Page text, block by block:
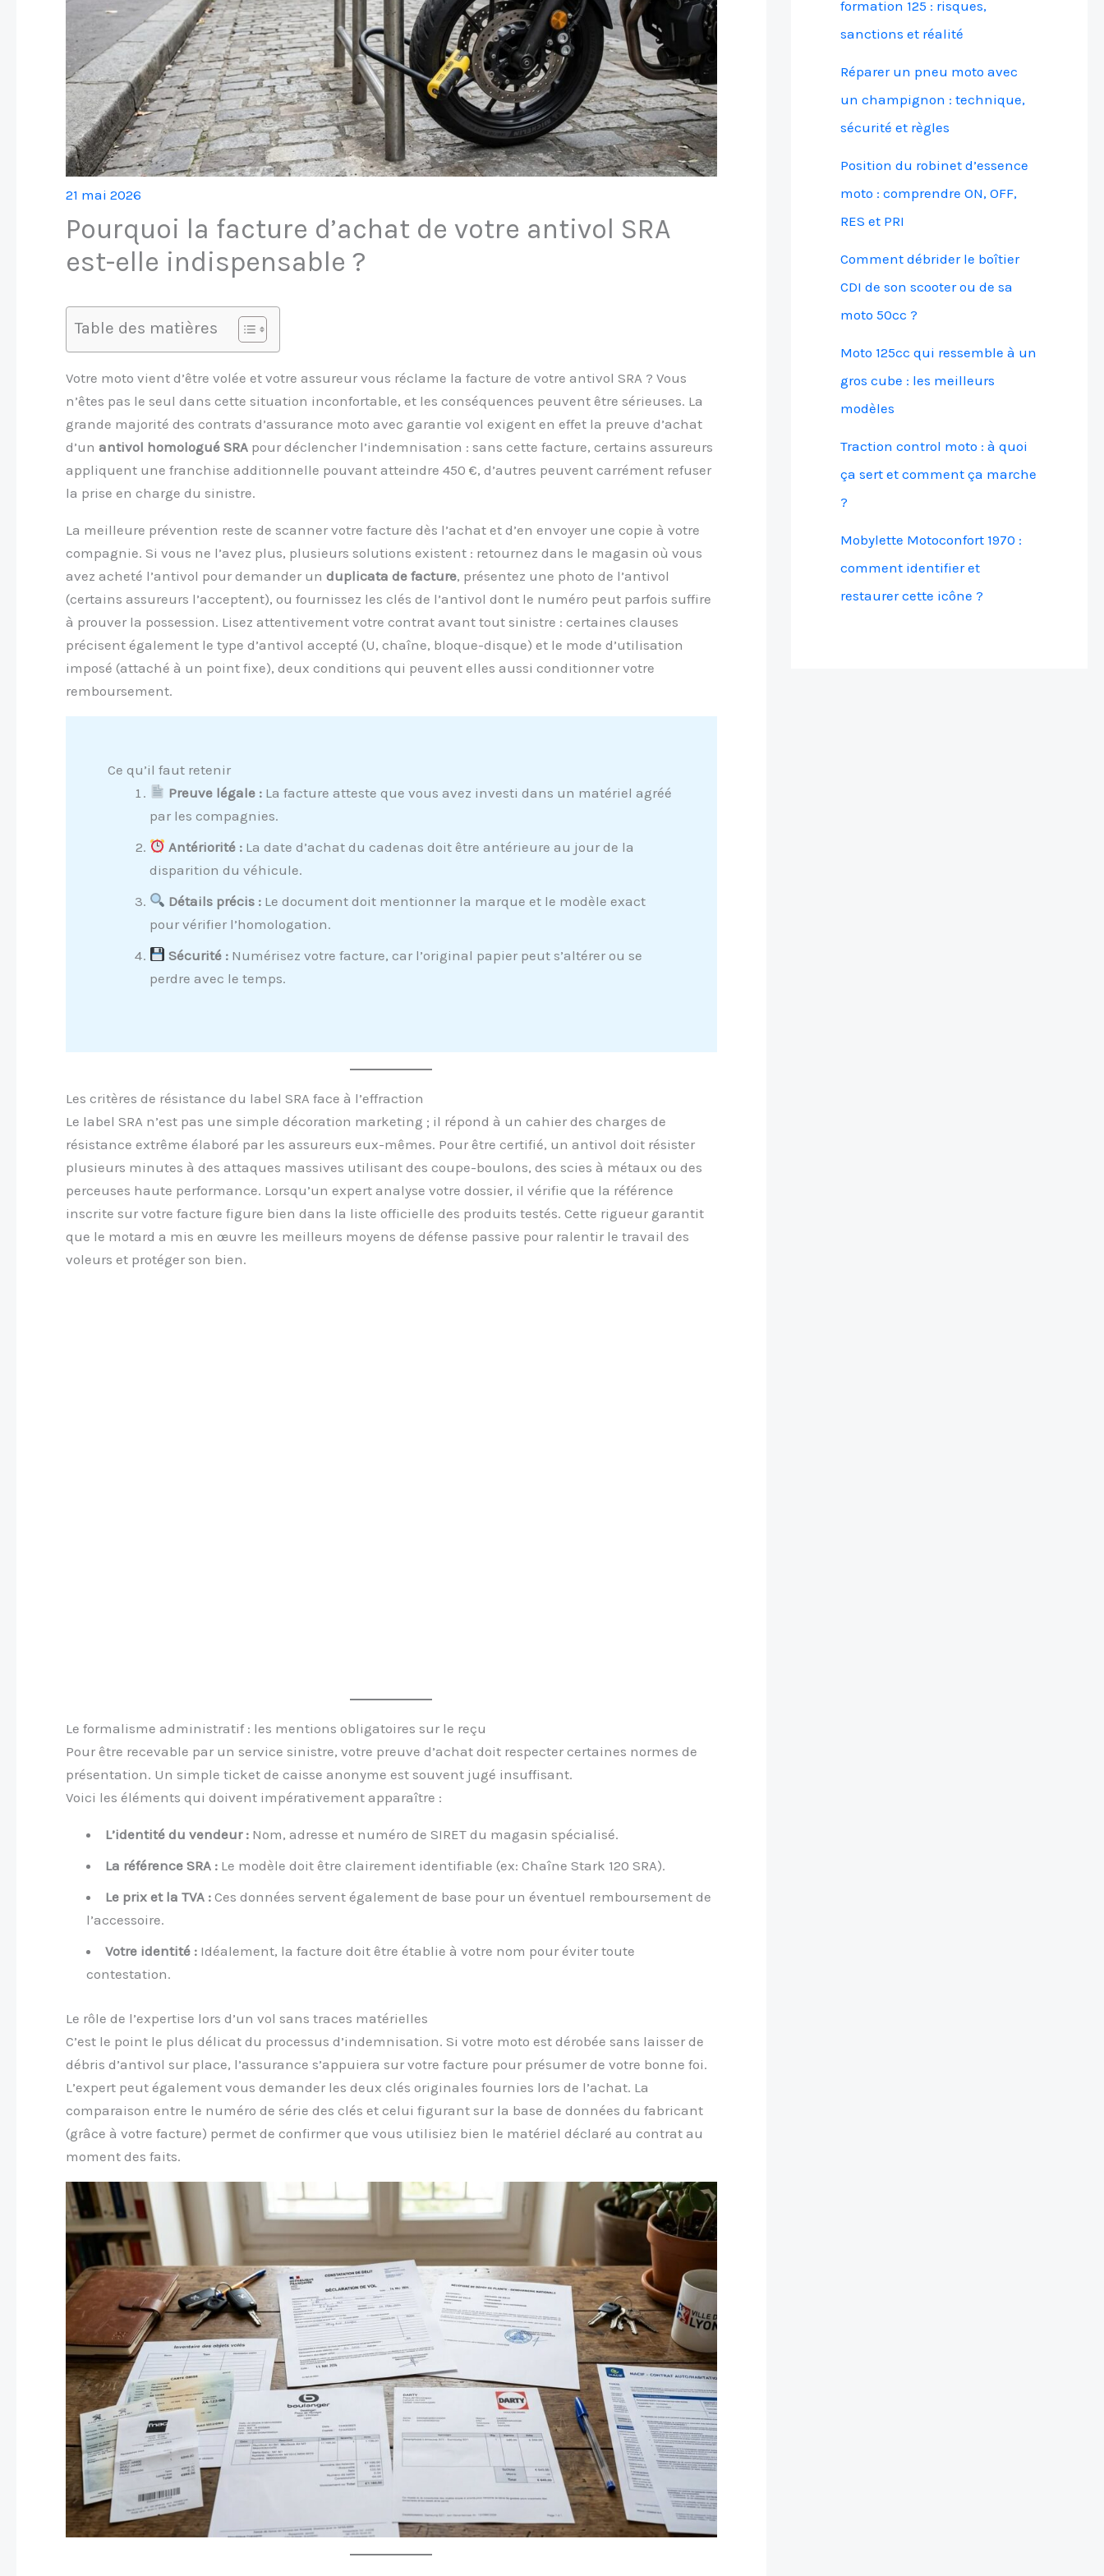
21 mai 2026
Pourquoi la facture d’achat de votre antivol SRA
est-elle indispensable ?
Table des matières
Votre moto vient d’être volée et votre assureur vous réclame la facture de votre antivol SRA ? Vous
n’êtes pas le seul dans cette situation inconfortable, et les conséquences peuvent être sérieuses. La
grande majorité des contrats d’assurance moto avec garantie vol exigent en effet la preuve d’achat
d’un antivol homologué SRA pour déclencher l’indemnisation : sans cette facture, certains assureurs
appliquent une franchise additionnelle pouvant atteindre 450 €, d’autres peuvent carrément refuser
la prise en charge du sinistre.
La meilleure prévention reste de scanner votre facture dès l’achat et d’en envoyer une copie à votre
compagnie. Si vous ne l’avez plus, plusieurs solutions existent : retournez dans le magasin où vous
avez acheté l’antivol pour demander un duplicata de facture, présentez une photo de l’antivol
(certains assureurs l’acceptent), ou fournissez les clés de l’antivol dont le numéro peut parfois suffire
à prouver la possession. Lisez attentivement votre contrat avant tout sinistre : certaines clauses
précisent également le type d’antivol accepté (U, chaîne, bloque-disque) et le mode d’utilisation
imposé (attaché à un point fixe), deux conditions qui peuvent elles aussi conditionner votre
remboursement.
Ce qu’il faut retenir
Preuve légale : La facture atteste que vous avez investi dans un matériel agréé
par les compagnies.
Antériorité : La date d’achat du cadenas doit être antérieure au jour de la
disparition du véhicule.
Détails précis : Le document doit mentionner la marque et le modèle exact
pour vérifier l’homologation.
Sécurité : Numérisez votre facture, car l’original papier peut s’altérer ou se
perdre avec le temps.
Les critères de résistance du label SRA face à l’effraction
Le label SRA n’est pas une simple décoration marketing ; il répond à un cahier des charges de
résistance extrême élaboré par les assureurs eux-mêmes. Pour être certifié, un antivol doit résister
plusieurs minutes à des attaques massives utilisant des coupe-boulons, des scies à métaux ou des
perceuses haute performance. Lorsqu’un expert analyse votre dossier, il vérifie que la référence
inscrite sur votre facture figure bien dans la liste officielle des produits testés. Cette rigueur garantit
que le motard a mis en œuvre les meilleurs moyens de défense passive pour ralentir le travail des
voleurs et protéger son bien.
Le formalisme administratif : les mentions obligatoires sur le reçu
Pour être recevable par un service sinistre, votre preuve d’achat doit respecter certaines normes de
présentation. Un simple ticket de caisse anonyme est souvent jugé insuffisant.
Voici les éléments qui doivent impérativement apparaître :
L’identité du vendeur : Nom, adresse et numéro de SIRET du magasin spécialisé.
La référence SRA : Le modèle doit être clairement identifiable (ex: Chaîne Stark 120 SRA).
Le prix et la TVA : Ces données servent également de base pour un éventuel remboursement de
l’accessoire.
Votre identité : Idéalement, la facture doit être établie à votre nom pour éviter toute
contestation.
Le rôle de l’expertise lors d’un vol sans traces matérielles
C’est le point le plus délicat du processus d’indemnisation. Si votre moto est dérobée sans laisser de
débris d’antivol sur place, l’assurance s’appuiera sur votre facture pour présumer de votre bonne foi.
L’expert peut également vous demander les deux clés originales fournies lors de l’achat. La
comparaison entre le numéro de série des clés et celui figurant sur la base de données du fabricant
(grâce à votre facture) permet de confirmer que vous utilisiez bien le matériel déclaré au contrat au
moment des faits.
formation 125 : risques,
sanctions et réalité
Réparer un pneu moto avec
un champignon : technique,
sécurité et règles
Position du robinet d’essence
moto : comprendre ON, OFF,
RES et PRI
Comment débrider le boîtier
CDI de son scooter ou de sa
moto 50cc ?
Moto 125cc qui ressemble à un
gros cube : les meilleurs
modèles
Traction control moto : à quoi
ça sert et comment ça marche
?
Mobylette Motoconfort 1970 :
comment identifier et
restaurer cette icône ?